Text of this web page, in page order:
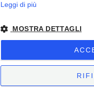
Copyright © 2026. All
–
– Condizioni di Vendita
Leggi di più
MOSTRA DETTAGLI